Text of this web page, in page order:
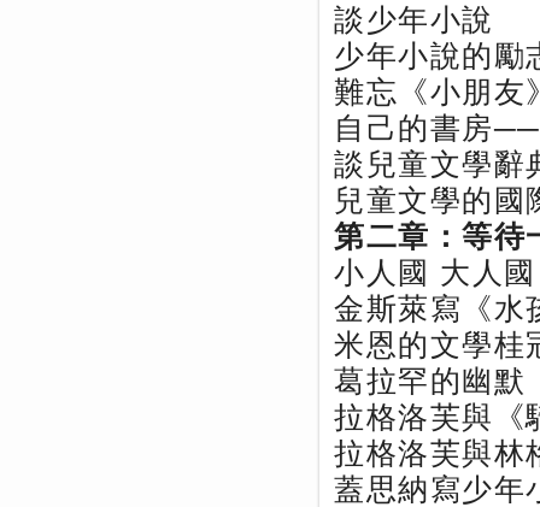
談少年小說
少年小說的勵
難忘《小朋友
自己的書房
談兒童文學辭
兒童文學的國
第二章：等待
小人國 大人國
金斯萊寫《水
米恩的文學桂
葛拉罕的幽默
拉格洛芙與《
拉格洛芙與林
蓋思納寫少年